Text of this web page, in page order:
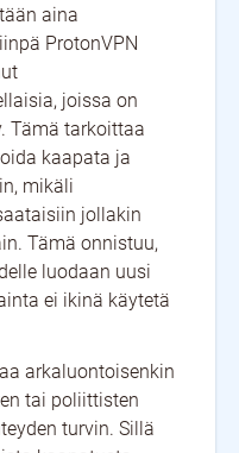
aina
ProtonVPN
joissa on
Tämä tarkoittaa
kaapata ja
mikäli
jollakin
Tämä onnistuu,
luodaan uusi
ei ikinä käytetä
arkaluontoisenkin
tai poliittisten
turvin. Sillä